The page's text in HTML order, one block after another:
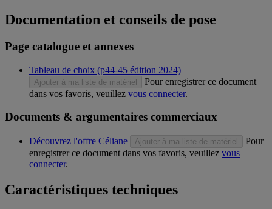
Documentation et conseils de pose
Page catalogue et annexes
Tableau de choix (p44-45 édition 2024)
Ajouter à ma liste de matériel
Pour enregistrer ce document
dans vos favoris, veuillez vous connecter.
Documents & argumentaires commerciaux
Découvrez l'offre Céliane Ajouter à ma liste de matériel
Pour
enregistrer ce document dans vos favoris, veuillez vous
connecter.
Caractéristiques techniques